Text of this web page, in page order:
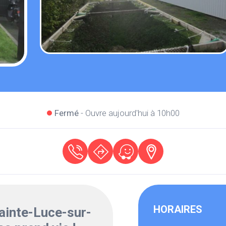
Fermé- Ouvre aujourd'hui à 10h00
Luce-sur-
HORAIRES